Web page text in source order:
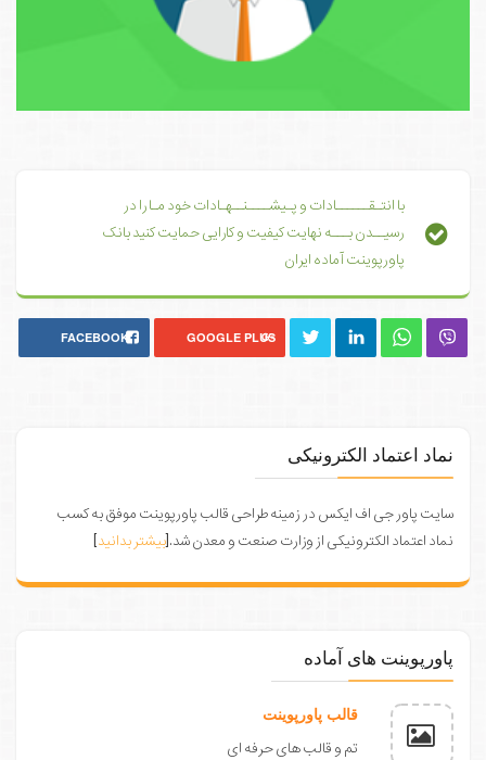
با انتـقــــــادات و پـیشــــنــهـادات خود مـا را در
رسیــدن بـــه نهایت کیفیت و کارایی حمایت کنید بانک
پاورپوینت آماده ایران
FACEBOOK GOOGLE PLUS
نماد اعتماد الکترونیکی
سایت پاور جی اف ایکس در زمینه طراحی قالب پاورپوینت موفق به کسب
نماد اعتماد الکترونیکی از وزارت صنعت و معدن شد.[بیشتر بدانید]
پاورپوینت های آماده
قالب پاورپوینت
تم و قالب های حرفه ای